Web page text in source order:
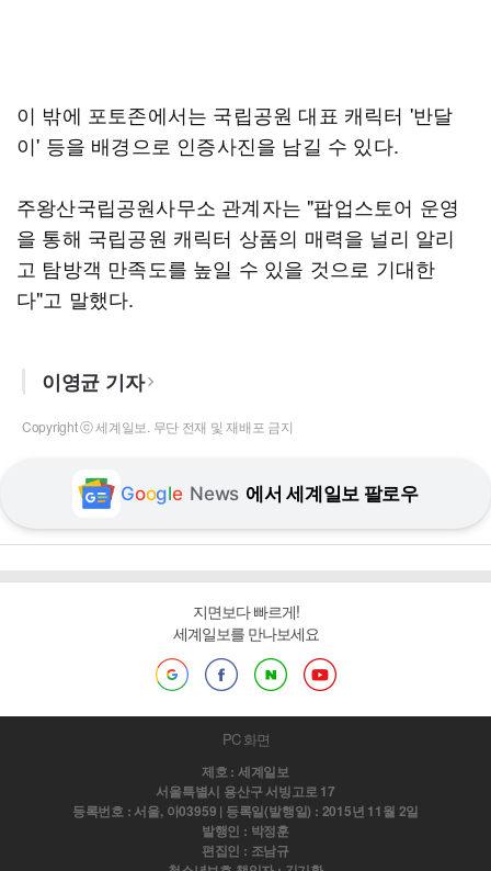
이 밖에 포토존에서는 국립공원 대표 캐릭터 '반달
이' 등을 배경으로 인증사진을 남길 수 있다.
주왕산국립공원사무소 관계자는 "팝업스토어 운영
을 통해 국립공원 캐릭터 상품의 매력을 널리 알리
고 탐방객 만족도를 높일 수 있을 것으로 기대한
다"고 말했다.
이영균 기자
Copyright ⓒ 세계일보. 무단 전재 및 재배포 금지
Google News 에서 세계일보 팔로우
지면보다 빠르게!
세계일보를 만나보세요
PC 화면
제호 : 세계일보
서울특별시 용산구 서빙고로 17
등록번호 : 서울, 아03959 | 등록일(발행일) : 2015년 11월 2일
발행인 : 박정훈
편집인 : 조남규